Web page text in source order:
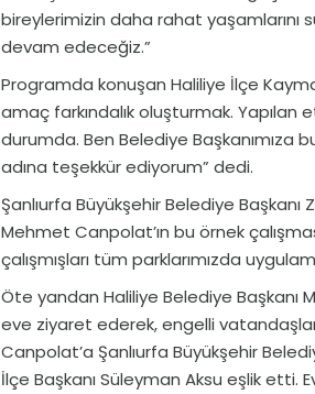
bireylerimizin daha rahat yaşamlarını
devam edeceğiz.”
Programda konuşan Haliliye İlçe
amaç farkındalık oluşturmak. Yapılan
durumda. Ben Belediye Başkanımıza
adına teşekkür ediyorum” dedi.
Şanlıurfa Büyükşehir Belediye
Mehmet Canpolat’ın bu örnek
çalışmışları tüm parklarımızda
Öte yandan Haliliye Belediye Başkanı
eve ziyaret ederek, engelli
Canpolat’a Şanlıurfa Büyükşehir
İlçe Başkanı Süleyman Aksu eşlik etti.